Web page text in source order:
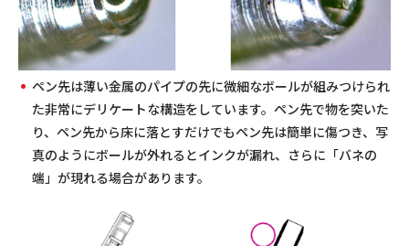
ペン先は薄い金属のパイプの先に微細なボールが組みつけられ
た非常にデリケートな構造をしています。ペン先で物を突いた
り、ペン先から床に落とすだけでもペン先は簡単に傷つき、写
真のようにボールが外れるとインクが漏れ、さらに「バネの
端」が現れる場合があります。